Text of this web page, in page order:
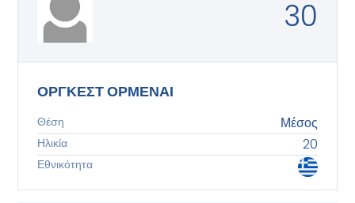
30
ΟΡΓΚΕΣΤ ΟΡΜΕΝΑΙ
Θέση Μέσος
Ηλικία 20
Εθνικότητα